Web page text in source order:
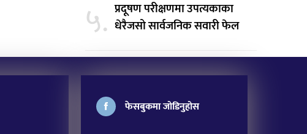
५. प्रदूषण परीक्षणमा उपत्यकाका
धेरैजसो सार्वजनिक सवारी फेल
फेसबुकमा जोडिनुहोस